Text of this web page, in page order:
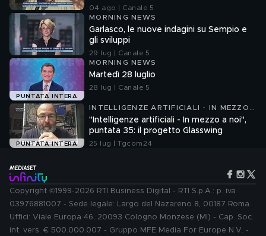
04 ago | Canale 5
MORNING NEWS
Garlasco, le nuove indagini su Sempio e
gli sviluppi
29 lug | Canale 5
PUNTATA INTERA
MORNING NEWS
Martedì 28 luglio
28 lug | Canale 5
PUNTATA INTERA
INTELLIGENZE ARTIFICIALI - IN MEZZO
A NOI
"Intelligenze artificiali - In mezzo a noi",
puntata 35: il progetto Glasswing
25 lug | Tgcom24
Copyright ©1999-2026 RTI Business Digital - RTI S.p.A.: p. iva
03976881007 - Sede legale: Largo del Nazareno 8, 00187 Roma.
Uffici: Viale Europa 46, 20093 Cologno Monzese (MI) - Cap. Soc.
int. vers. € 500.000.007 - Gruppo MFE Media For Europe N.V. -